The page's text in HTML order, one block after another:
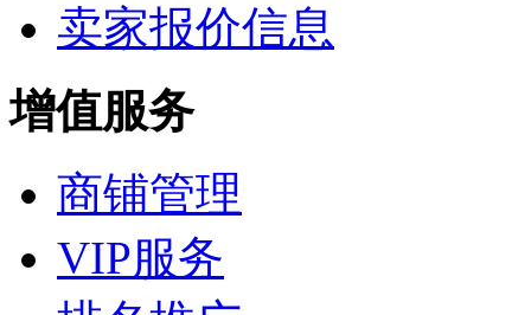
卖家报价信息
增值服务
商铺管理
VIP服务